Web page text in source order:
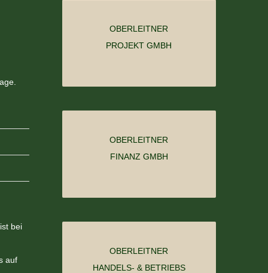
bei
auf
OBERLEITNER
PROJEKT GMBH
OBERLEITNER
FINANZ GMBH
OBERLEITNER
HANDELS- & BETRIEBS